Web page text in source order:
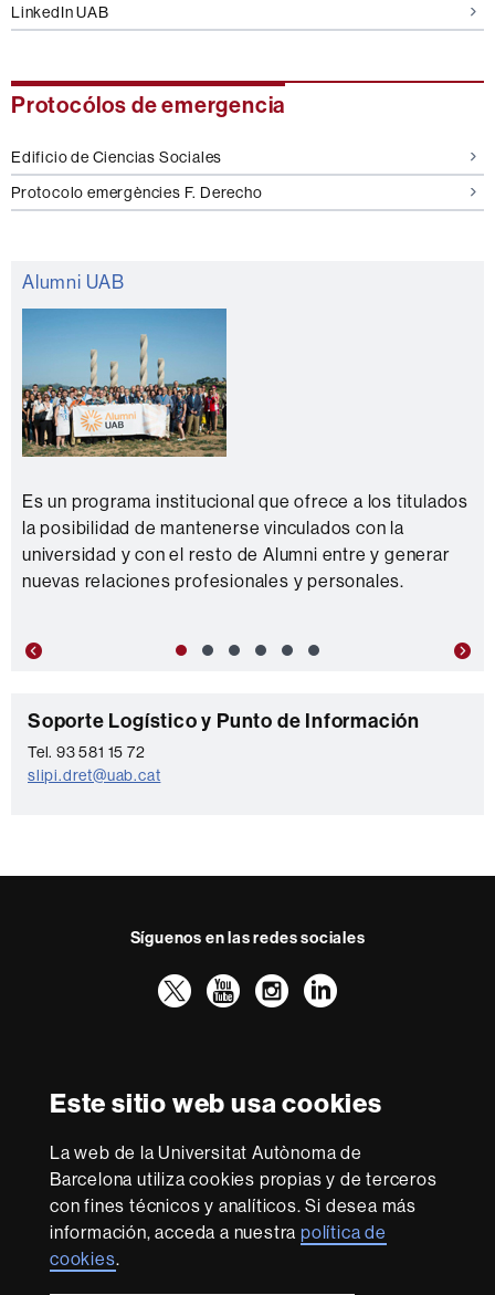
Este sitio web usa cookies
La web de la Universitat Autònoma de
Barcelona utiliza cookies propias y de terceros
con fines técnicos y analíticos. Si desea más
información, acceda a nuestrapolítica de
cookies.
LinkedIn UAB
Protocólos de emergencia
Edificio de Ciencias Sociales
Protocolo emergències F. Derecho
Alumni UAB
Es un programa institucional que ofrece a los titulados
la posibilidad de mantenerse vinculados con la
universidad y con el resto de Alumni entre y generar
nuevas relaciones profesionales y personales.
C
o
n
c
Soporte Logístico y Punto de Información
Tel. 93 581 15 72
slipi.dret@uab.cat
Síguenos en las redes sociales
TwitterYouTube
Instagram
LinkedIn
Excellence
Research
-
Euraxess
Con la financiación de
Sobre